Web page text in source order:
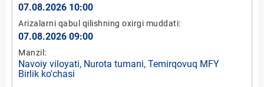
07.08.2026 10:00
Arizalarni qabul qilishning oxirgi muddati:
07.08.2026 09:00
Manzil:
Navoiy viloyati, Nurota tumani, Temirqovuq MFY
Birlik ko'chasi